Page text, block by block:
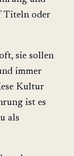
Titeln oder
sie sollen
immer
Kultur
ist es
als